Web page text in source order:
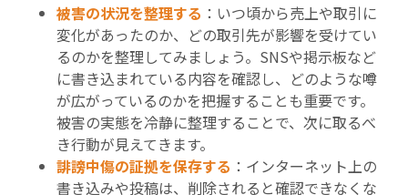
被害の状況を整理する ：いつ頃から売上や取引に
変化があったのか、どの取引先が影響を受けてい
るのかを整理してみましょう。SNSや掲示板など
に書き込まれている内容を確認し、どのような噂
が広がっているのかを把握することも重要です。
被害の実態を冷静に整理することで、次に取るべ
き行動が見えてきます。
誹謗中傷の証拠を保存する ：インターネット上の
書き込みや投稿は、削除されると確認できなくな